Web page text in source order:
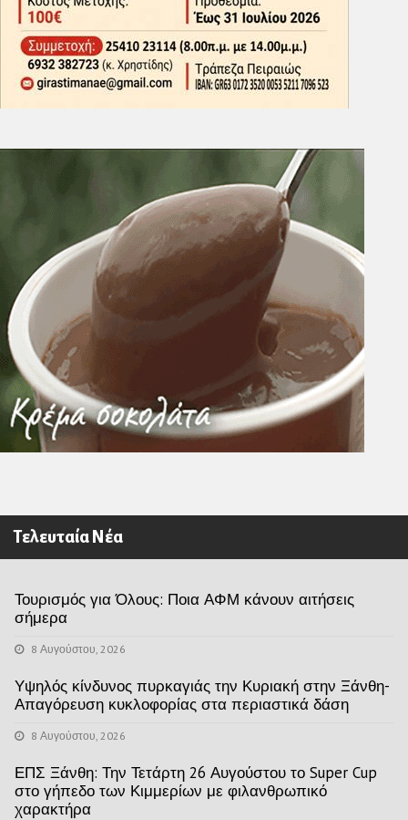
Τελευταία Νέα
Τουρισμός για Όλους: Ποια ΑΦΜ κάνουν αιτήσεις
σήμερα
8 Αυγούστου, 2026
Υψηλός κίνδυνος πυρκαγιάς την Κυριακή στην Ξάνθη-
Απαγόρευση κυκλοφορίας στα περιαστικά δάση
8 Αυγούστου, 2026
ΕΠΣ Ξάνθη: Την Τετάρτη 26 Αυγούστου το Super Cup
στο γήπεδο των Κιμμερίων με φιλανθρωπικό
χαρακτήρα